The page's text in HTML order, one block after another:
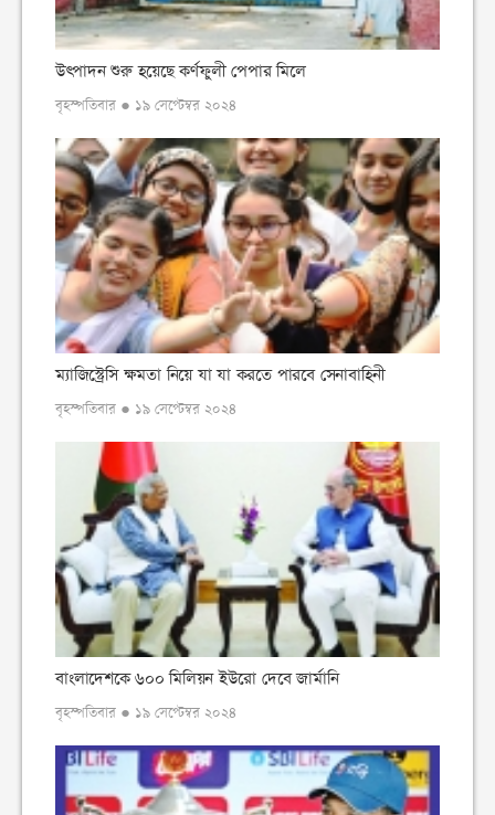
উৎপাদন শুরু হয়েছে কর্ণফুলী পেপার মিলে
বৃহস্পতিবার ● ১৯ সেপ্টেম্বর ২০২৪
ম্যাজিস্ট্রেসি ক্ষমতা নিয়ে যা যা করতে পারবে সেনাবাহিনী
বৃহস্পতিবার ● ১৯ সেপ্টেম্বর ২০২৪
বাংলাদেশকে ৬০০ মিলিয়ন ইউরো দেবে জার্মানি
বৃহস্পতিবার ● ১৯ সেপ্টেম্বর ২০২৪